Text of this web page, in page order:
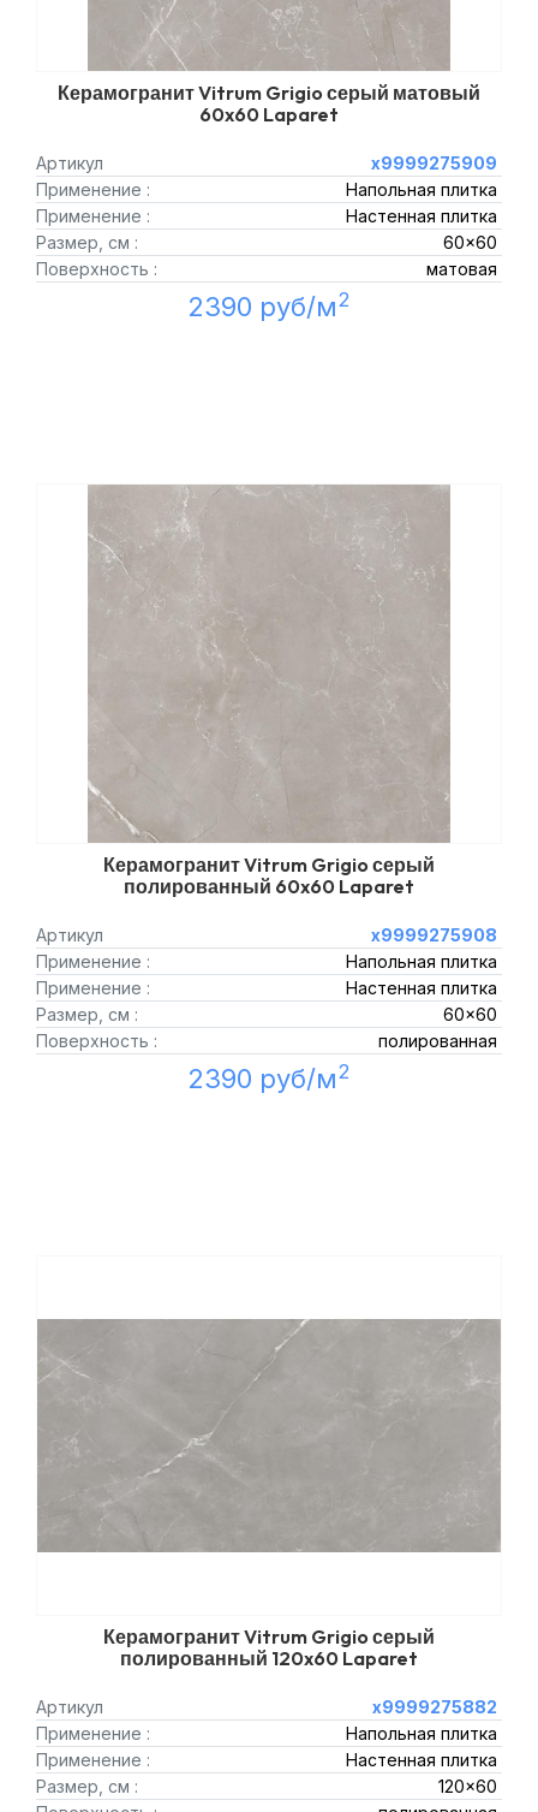
Керамогранит Vitrum Grigio серый матовый
60x60 Laparet
Артикул
х9999275909
Применение :
Напольная плитка
Применение :
Настенная плитка
Размер, см :
60x60
Поверхность :
матовая
2390 руб/м2
Керамогранит Vitrum Grigio серый
полированный 60x60 Laparet
Артикул
х9999275908
Применение :
Напольная плитка
Применение :
Настенная плитка
Размер, см :
60x60
Поверхность :
полированная
2390 руб/м2
Керамогранит Vitrum Grigio серый
полированный 120x60 Laparet
Артикул
х9999275882
Применение :
Напольная плитка
Применение :
Настенная плитка
Размер, см :
120x60